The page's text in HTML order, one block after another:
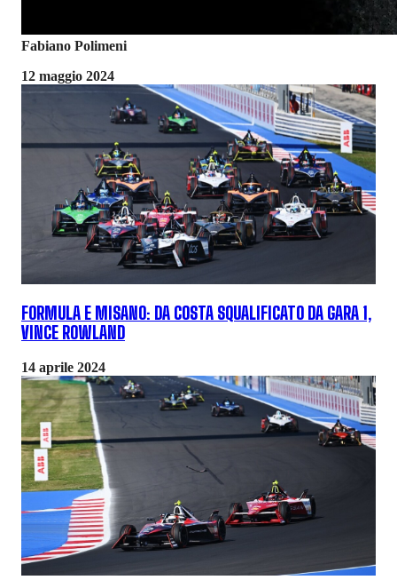
Fabiano Polimeni
12 maggio 2024
FORMULA E MISANO: DA COSTA SQUALIFICATO DA GARA 1,
VINCE ROWLAND
14 aprile 2024